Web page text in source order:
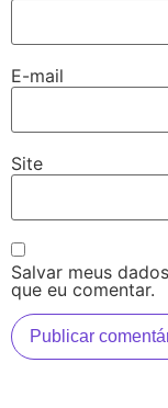
E-mail
Site
Salvar meus
que eu comentar.